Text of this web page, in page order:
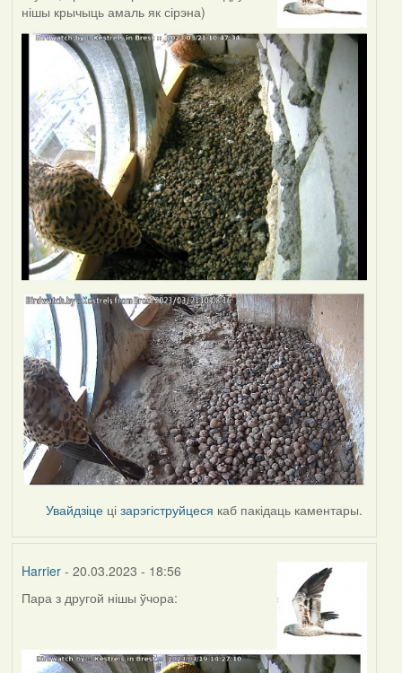
нішы крычыць амаль як сірэна)
Увайдзіце цізарэгіструйцеся каб пакідаць каментары.
Harrier- 20.03.2023 - 18:56
Пара з другой нішы ўчора: